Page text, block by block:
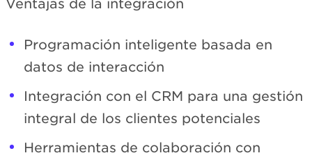
Ventajas de la integración
Programación inteligente basada en
datos de interacción
Integración con el CRM para una gestión
integral de los clientes potenciales
Herramientas de colaboración con